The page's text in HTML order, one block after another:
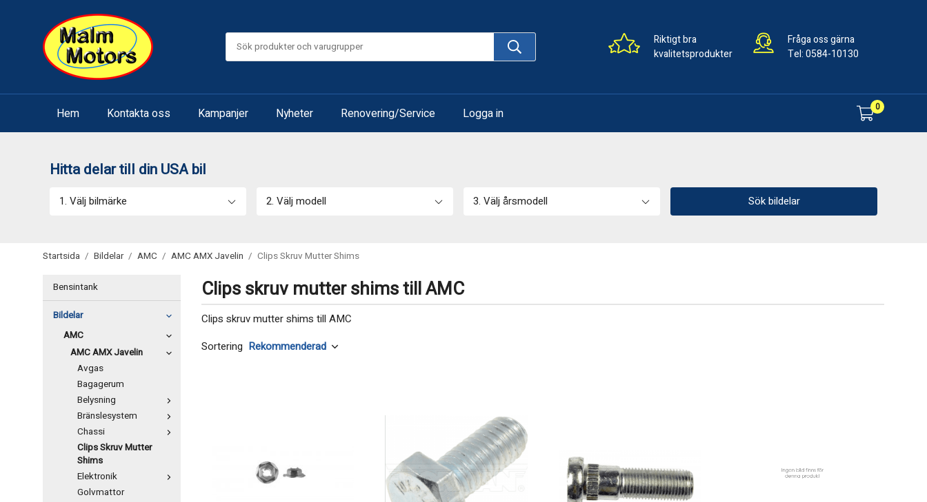
Riktigt bra
kvalitetsprodukter
Fråga oss gärna
Tel:0584-10130
Hem Kontakta oss Kampanjer Nyheter Renovering/Service Logga in 0
Hitta delar till din USA bil
1. Välj bilmärke 2. Välj modell 3. Välj årsmodell Sök bildelar
Startsida / Bildelar / AMC / AMC AMX Javelin / Clips Skruv Mutter Shims
Bensintank
Bildelar
AMC
AMC AMX Javelin
Avgas
Bagagerum
Belysning
Bränslesystem
Chassi
Clips Skruv Mutter
Shims
Elektronik
Golvmattor
Clips skruv mutter shims till AMC
Clips skruv mutter shims till AMC
Sortering